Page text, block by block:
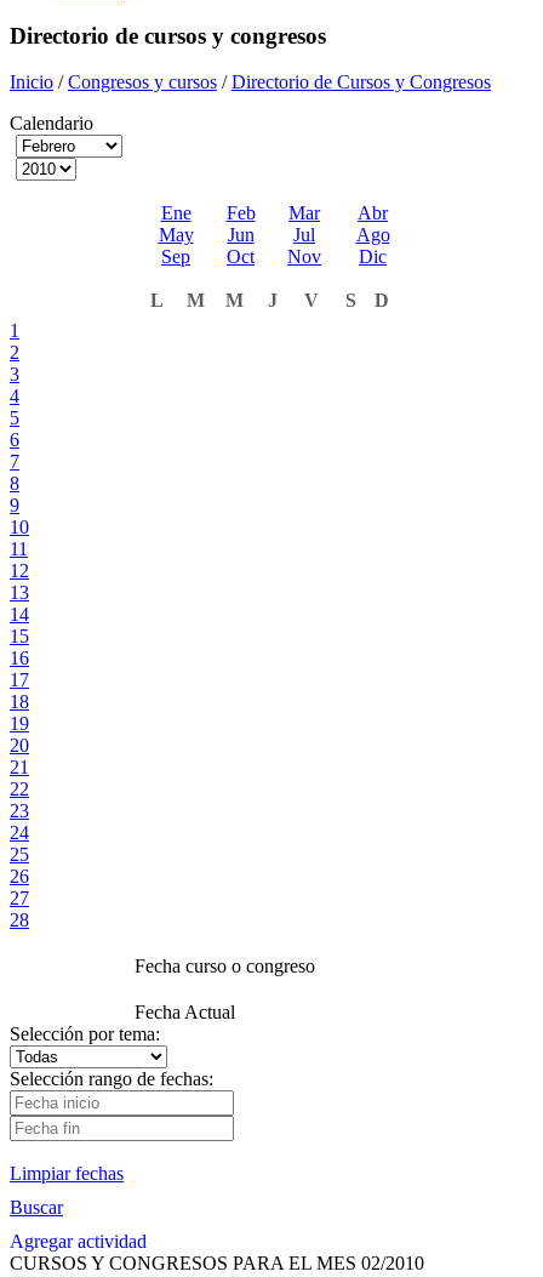
Directorio de cursos y congresos
Inicio /Congresos y cursos /Directorio de Cursos y Congresos
Calendario
Ene Feb Mar
Abr
May
Jun Jul
Ago
Sep
Oct Nov Dic
L M M J V S
D
1
2
3
4
5
6
7
8
9
10
11
12
13
14
15
16
17
18
19
20
21
22
23
24
25
26
27
28
Fecha curso o congreso
Fecha Actual
Selección por tema:
Selección rango de fechas:
Limpiar fechas
Buscar
Agregar actividad
CURSOS Y CONGRESOS PARA EL MES 02/2010